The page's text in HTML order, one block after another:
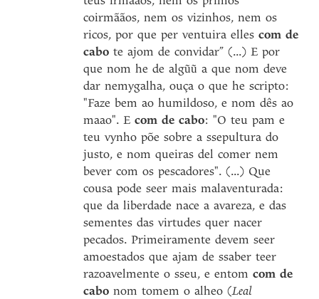
coirmããos, nem os vizinhos, nem os
ricos, por que per ventuira ellescom de
cabo te ajom de convidar” (...) E por
que nom he de algũũ a que nom deve
dar nemygalha, ouça o que he scripto:
"Faze bem ao humildoso, e nom dês ao
maao". Ecom de cabo: "O teu pam e
teu vynho põe sobre a ssepultura do
justo, e nom queiras del comer nem
bever com os pescadores". (...) Que
cousa pode seer mais malaventurada:
que da liberdade nace a avareza, e das
sementes das virtudes quer nacer
pecados. Primeiramente devem seer
amoestados que ajam de ssaber teer
razoavelmente o sseu, e entomcom de
cabo nom tomem o alheo (Leal